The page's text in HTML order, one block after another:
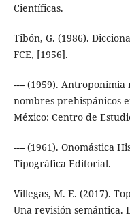
Científicas.
Tibón, G. (1986).
FCE, [1956].
---- (1959).
nombres prehispánicos
México: Centro de
---- (1961). Onomástica
Tipográfica Editorial.
Villegas, M. E. (2017).
Una revisión semántica.